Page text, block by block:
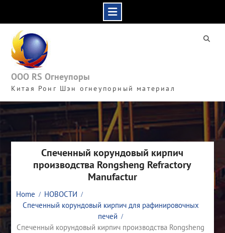
content
ООО RS Огнеупоры
Китая Ронг Шэн огнеупорный материал
Спеченный корундовый кирпич
производства Rongsheng Refractory
Manufactur
Home
НОВОСТИ
Спеченный корундовый кирпич для рафинировочных
печей
Спеченный корундовый кирпич производства Rongsheng